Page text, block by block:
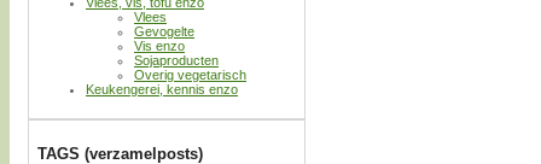
Vlees
Gevogelte
Vis enzo
Sojaproducten
Overig vegetarisch
Keukengerei, kennis enzo
TAGS (verzamelposts)